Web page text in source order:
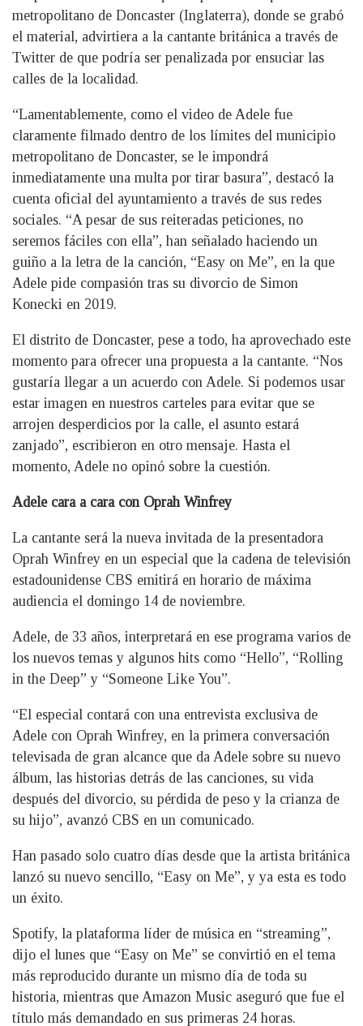
metropolitano de Doncaster (Inglaterra), donde se grabó
el material, advirtiera a la cantante británica a través de
Twitter de que podría ser penalizada por ensuciar las
calles de la localidad.
“Lamentablemente, como el video de Adele fue
claramente filmado dentro de los límites del municipio
metropolitano de Doncaster, se le impondrá
inmediatamente una multa por tirar basura”, destacó la
cuenta oficial del ayuntamiento a través de sus redes
sociales. “A pesar de sus reiteradas peticiones, no
seremos fáciles con ella”, han señalado haciendo un
guiño a la letra de la canción, “Easy on Me”, en la que
Adele pide compasión tras su divorcio de Simon
Konecki en 2019.
El distrito de Doncaster, pese a todo, ha aprovechado este
momento para ofrecer una propuesta a la cantante. “Nos
gustaría llegar a un acuerdo con Adele. Si podemos usar
estar imagen en nuestros carteles para evitar que se
arrojen desperdicios por la calle, el asunto estará
zanjado”, escribieron en otro mensaje. Hasta el
momento, Adele no opinó sobre la cuestión.
Adele cara a cara con Oprah Winfrey
La cantante será la nueva invitada de la presentadora
Oprah Winfrey en un especial que la cadena de televisión
estadounidense CBS emitirá en horario de máxima
audiencia el domingo 14 de noviembre.
Adele, de 33 años, interpretará en ese programa varios de
los nuevos temas y algunos hits como “Hello”, “Rolling
in the Deep” y “Someone Like You”.
“El especial contará con una entrevista exclusiva de
Adele con Oprah Winfrey, en la primera conversación
televisada de gran alcance que da Adele sobre su nuevo
álbum, las historias detrás de las canciones, su vida
después del divorcio, su pérdida de peso y la crianza de
su hijo”, avanzó CBS en un comunicado.
Han pasado solo cuatro días desde que la artista británica
lanzó su nuevo sencillo, “Easy on Me”, y ya esta es todo
un éxito.
Spotify, la plataforma líder de música en “streaming”,
dijo el lunes que “Easy on Me” se convirtió en el tema
más reproducido durante un mismo día de toda su
historia, mientras que Amazon Music aseguró que fue el
título más demandado en sus primeras 24 horas.